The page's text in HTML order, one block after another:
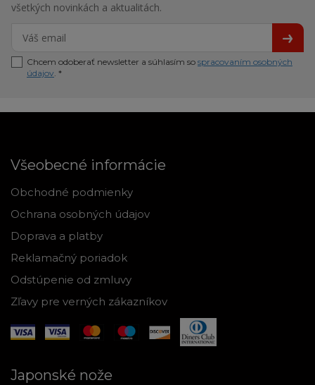
všetkých novinkách a aktualitách.
Chcem odoberať newsletter a súhlasím so spracovaním osobných
údajov. *
Všeobecné informácie
Obchodné podmienky
Ochrana osobných údajov
Doprava a platby
Reklamačný poriadok
Odstúpenie od zmluvy
Zľavy pre verných zákazníkov
Japonské nože